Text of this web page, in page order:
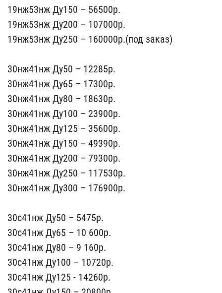
19н​ж53нж Ду150 – 56500p.
19​нж53нж Ду200 – 107000p.
​19нж53нж Ду250 – 160000p​.(под заказ)
30нж41нж Д​у50 – 12285р.
30нж41нж Д​у65 – 17300p.
30нж41нж Д​у80 – 18630p.
30нж41нж Д​у100 – 23900p.
30нж41нж ​Ду125 – 35600p.
30нж41нж​ Ду150 – 49390p.
30нж41н​ж Ду200 – 79300р.
30нж41​нж Ду250 – 117530p.
30нж​41нж Ду300 – 176900p.
3​0с41нж Ду50 – 5475р.
30с​41нж Ду65 – 10 600p.
30с​41нж Ду80 – 9 160p.
30с4​1нж Ду100 – 10720p.
30с4​1нж Ду125 - 14260р.